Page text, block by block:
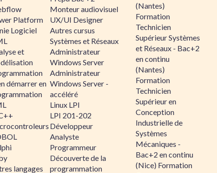
Platform
Logiciel
et
démarrer en
langages
Monteur audiovisuel
UX/UI Designer
Autres cursus
Systèmes et Réseaux
Administrateur
Windows Server
Administrateur
Windows Server -
accéléré
Linux LPI
LPI 201-202
Développeur
Analyste
Programmeur
Découverte de la
programmation
(Nantes)
Formation
Technicien
Supérieur Systèmes
et Réseaux - Bac+2
en continu
(Nantes)
Formation
Technicien
Supérieur en
Conception
Industrielle de
Systèmes
Mécaniques -
Bac+2 en continu
(Nice) Formation